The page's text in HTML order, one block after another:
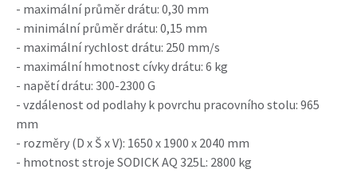
- maximální průměr drátu: 0,30 mm
- minimální průměr drátu: 0,15 mm
- maximální rychlost drátu: 250 mm/s
- maximální hmotnost cívky drátu: 6 kg
- napětí drátu: 300-2300 G
- vzdálenost od podlahy k povrchu pracovního stolu: 965
mm
- rozměry (D x Š x V): 1650 x 1900 x 2040 mm
- hmotnost stroje SODICK AQ 325L: 2800 kg